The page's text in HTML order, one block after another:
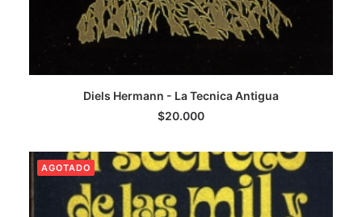
LEER MÁS
Diels Hermann - La Tecnica Antigua
$20.000
AGOTADO